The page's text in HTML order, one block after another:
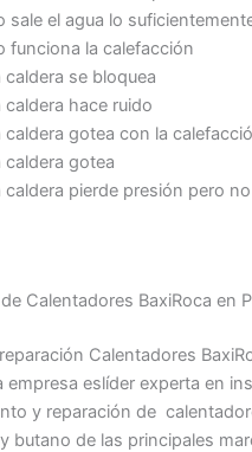
sale el agua lo
funciona la calefacción
caldera se bloquea
caldera hace ruido
caldera gotea con la
caldera gotea
caldera pierde presión pero
Calentadores BaxiRoca en
Calentadores
empresa eslíder experta en
y reparación de
butano de las principales